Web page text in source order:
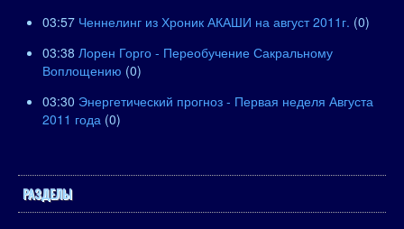
03:57 Ченнелинг из Хроник АКАШИ на август 2011г. (0)
03:38 Лорен Горго - Переобучение Сакральному
Воплощению (0)
03:30 Энергетический прогноз - Первая неделя Августа
2011 года (0)
РАЗДЕЛЫ